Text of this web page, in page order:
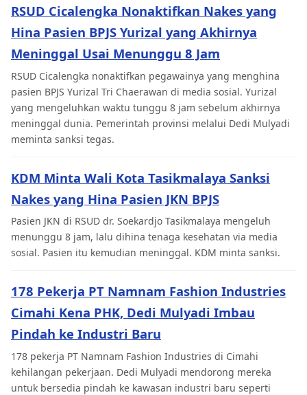
RSUD Cicalengka Nonaktifkan Nakes yang
Hina Pasien BPJS Yurizal yang Akhirnya
Meninggal Usai Menunggu 8 Jam
RSUD Cicalengka nonaktifkan pegawainya yang menghina
pasien BPJS Yurizal Tri Chaerawan di media sosial. Yurizal
yang mengeluhkan waktu tunggu 8 jam sebelum akhirnya
meninggal dunia. Pemerintah provinsi melalui Dedi Mulyadi
meminta sanksi tegas.
KDM Minta Wali Kota Tasikmalaya Sanksi
Nakes yang Hina Pasien JKN BPJS
Pasien JKN di RSUD dr. Soekardjo Tasikmalaya mengeluh
menunggu 8 jam, lalu dihina tenaga kesehatan via media
sosial. Pasien itu kemudian meninggal. KDM minta sanksi.
178 Pekerja PT Namnam Fashion Industries
Cimahi Kena PHK, Dedi Mulyadi Imbau
Pindah ke Industri Baru
178 pekerja PT Namnam Fashion Industries di Cimahi
kehilangan pekerjaan. Dedi Mulyadi mendorong mereka
untuk bersedia pindah ke kawasan industri baru seperti